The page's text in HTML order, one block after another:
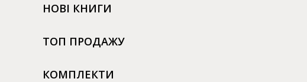
НОВІ КНИГИ
ТОП ПРОДАЖУ
КОМПЛЕКТИ